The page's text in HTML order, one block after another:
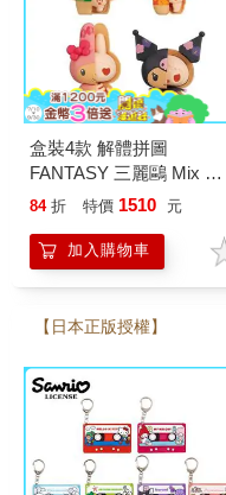
盒裝4款 解體拼圖
FANTASY 三麗鷗 Mix 熱
帶櫻桃系列 立體拼圖 盒玩
帕恰狗 美樂蒂 KAITAI
84 折 特價 1510 元
加入購物車
【日本正版授權】